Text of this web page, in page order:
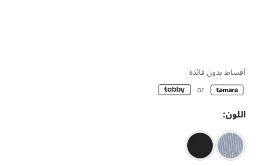
أقساط بدون فائدة
اللون: